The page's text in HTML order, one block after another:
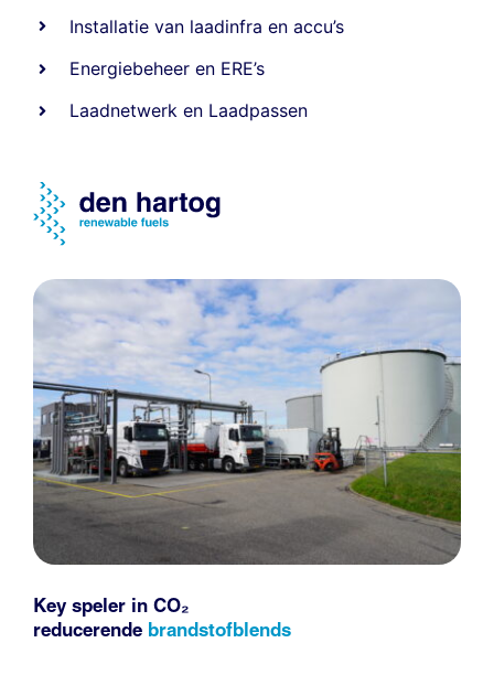
Installatie van laadinfra en accu’s
Energiebeheer en ERE’s
Laadnetwerk en Laadpassen
Key speler in CO₂
reducerende brandstofblends